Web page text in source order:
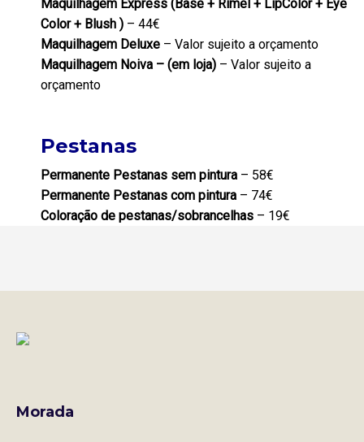
Maquilhagem Express (Base + Rimel + LipColor + Eye
Color + Blush ) – 44€
Maquilhagem Deluxe – Valor sujeito a orçamento
Maquilhagem Noiva – (em loja) – Valor sujeito a
orçamento
Pestanas
Permanente Pestanas sem pintura – 58€
Permanente Pestanas com pintura – 74€
Coloração de pestanas/sobrancelhas – 19€
Morada